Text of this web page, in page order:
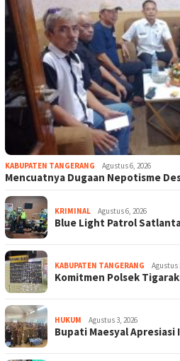
KABUPATEN TANGERANG Agustus 6, 2026
Mencuatnya Dugaan Nepotisme
KRIMINAL Agustus 6, 2026
Blue Light Patrol
KABUPATEN TANGERANG Agustus
Komitmen Polsek
HUKUM Agustus 3, 2026
Bupati Maesyal